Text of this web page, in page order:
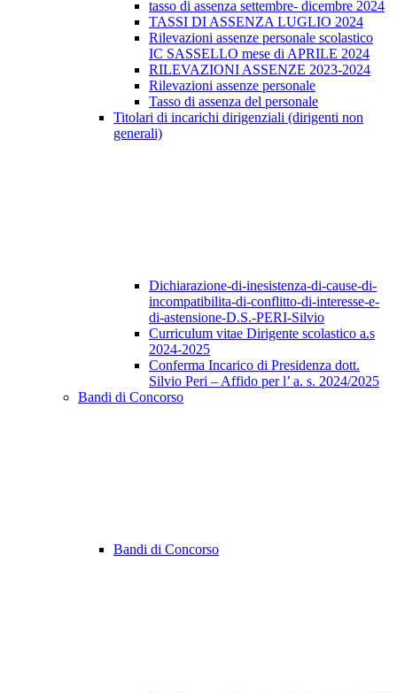
tasso di assenza settembre- dicembre 2024
TASSI DI ASSENZA LUGLIO 2024
Rilevazioni assenze personale scolastico
IC SASSELLO mese di APRILE 2024
RILEVAZIONI ASSENZE 2023-2024
Rilevazioni assenze personale
Tasso di assenza del personale
Titolari di incarichi dirigenziali (dirigenti non
generali)
Dichiarazione-di-inesistenza-di-cause-di-
incompatibilita-di-conflitto-di-interesse-e-
di-astensione-D.S.-PERI-Silvio
Curriculum vitae Dirigente scolastico a.s
2024-2025
Conferma Incarico di Presidenza dott.
Silvio Peri – Affido per l’ a. s. 2024/2025
Bandi di Concorso
Bandi di Concorso